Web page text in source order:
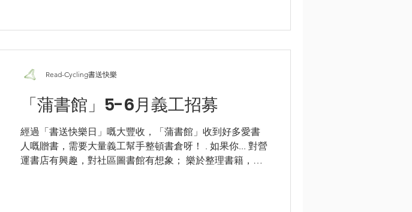
「蒲書館」5-6月義工招募
經過「書送快樂日」嘅大豐收，「蒲書館」收到好多愛書
人嘅贈書，需要大量義工幫手整頓書倉呀！ . 如果你... 對營
運書店有興趣，對社區圖書館有想象； 樂於整理書籍，唔
Read-Cycling書送快樂